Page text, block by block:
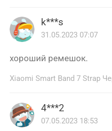
k***s
31.05.2023 07:07
хороший ремешок.
Xiaomi Smart Band 7 Strap
4***2
07.05.2023 18:53